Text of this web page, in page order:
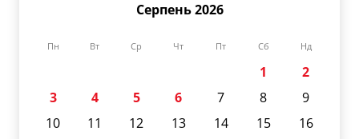
Серпень 2026
Пн Вт Ср Чт Пт Сб Нд
1
2
3
4 5 6 7 8
9
10
11 12 13 14 15
16